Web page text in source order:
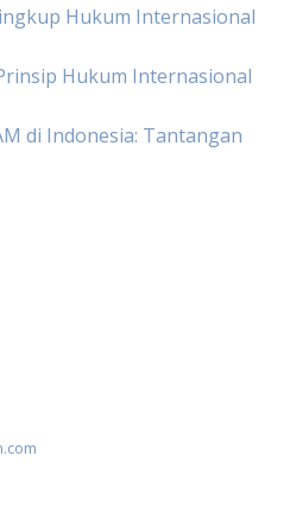
Hukum Internasional
Hukum Internasional
di Indonesia: Tantangan